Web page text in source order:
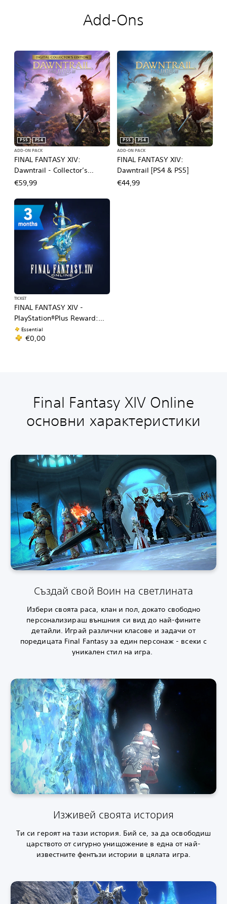
Add-Ons
FINAL FANTASY XIV:
Dawntrail - Collector’s
Edition [PS4 & PS5]
PS5
PS4
ADD-ON PACK
€59,99
FINAL FANTASY XIV:
Dawntrail [PS4 & PS5]
PS5
PS4
ADD-ON PACK
€44,99
FINAL FANTASY XIV -
PlayStation®Plus Reward:
Aetheryte Additional Free
Destination (Jul. - Sep.)
TICKET
Essential
€0,00
Final Fantasy XIV Online
основни характеристики
Създай свой Воин на светлината
Избери своята раса, клан и пол, докато свободно
персонализираш външния си вид до най-фините
детайли. Играй различни класове и задачи от
поредицата Final Fantasy за един персонаж - всеки с
уникален стил на игра.
Изживей своята история
Ти си героят на тази история. Бий се, за да освободиш
царството от сигурно унищожение в една от най-
известните фентъзи истории в цялата игра.